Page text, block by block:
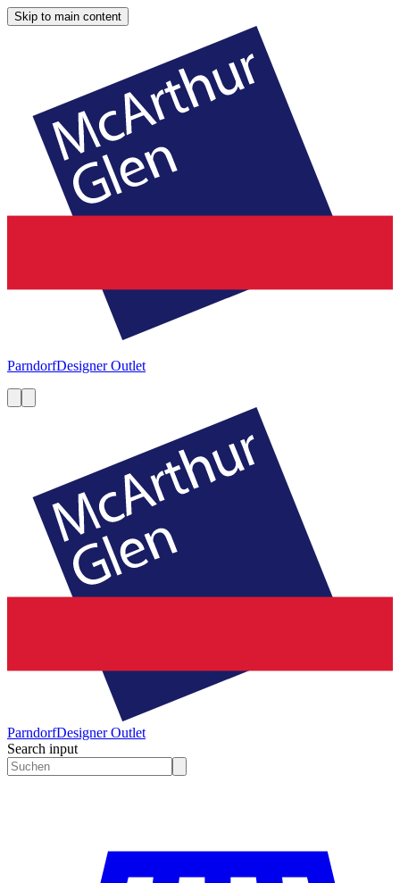
Skip to main content
ParndorfDesigner Outlet
ParndorfDesigner Outlet
Search input